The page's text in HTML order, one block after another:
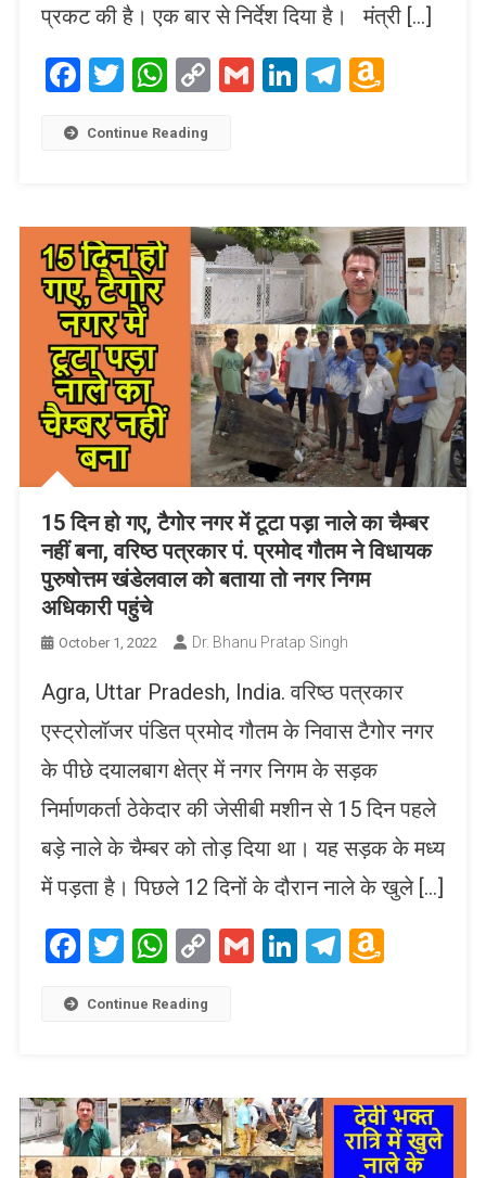
प्रकट की है। एक बार से निर्देश दिया है। मंत्री […]
Facebook
Twitter
WhatsApp
CopyGmailLinkedIn
Telegram
Continue Reading
15 दिन हो गए, टैगोर नगर में टूटा पड़ा नाले का चैम्बर
नहीं बना, वरिष्ठ पत्रकार पं. प्रमोद गौतम ने विधायक
पुरुषोत्तम खंडेलवाल को बताया तो नगर निगम
अधिकारी पहुंचे
October 1, 2022 Dr. Bhanu Pratap Singh
Agra, Uttar Pradesh, India. वरिष्ठ पत्रकार
एस्ट्रोलॉजर पंडित प्रमोद गौतम के निवास टैगोर नगर
के पीछे दयालबाग क्षेत्र में नगर निगम के सड़क
निर्माणकर्ता ठेकेदार की जेसीबी मशीन से 15 दिन पहले
बड़े नाले के चैम्बर को तोड़ दिया था। यह सड़क के मध्य
में पड़ता है। पिछले 12 दिनों के दौरान नाले के खुले […]
Facebook
Twitter
WhatsApp
CopyGmailLinkedIn
Telegram
Continue Reading